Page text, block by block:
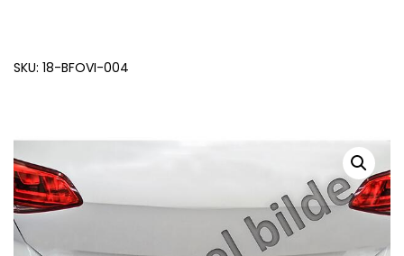
SKU: 18-BFOVI-004